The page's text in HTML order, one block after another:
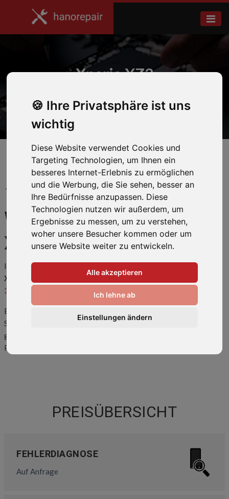
Ihre Privatsphäre ist uns
wichtig
Diese Website verwendet Cookies und
Targeting Technologien, um Ihnen ein
besseres Internet-Erlebnis zu ermöglichen
und die Werbung, die Sie sehen, besser an
Ihre Bedürfnisse anzupassen. Diese
Technologien nutzen wir außerdem, um
Ergebnisse zu messen, um zu verstehen,
woher unsere Besucher kommen oder um
unsere Website weiter zu entwickeln.
Alle akzeptieren
Ich lehne ab
Einstellungen ändern
Xperia XZ3
Home Sony
← Zurück zum Hersteller
WIR REPARIEREN IHR
XPERIA XZ3
Ihr Smartphone ist kaputt oder hat einen Fehler? Wir bringen Ihr
Xperia XZ3
wieder zum Laufen! Rufen Sie uns an unter
0511-
34082318
oder kommen Sie direkt vorbei.
Eine
Sie weiter unten auf dieser Seite. Sollte ihr Problem hier nicht
gelistet sein, kontaktieren Sie uns bitte. Wir können auch Ihr
Problem lösen!
PREISÜBERSICHT
FEHLERDIAGNOSE
Auf Anfrage